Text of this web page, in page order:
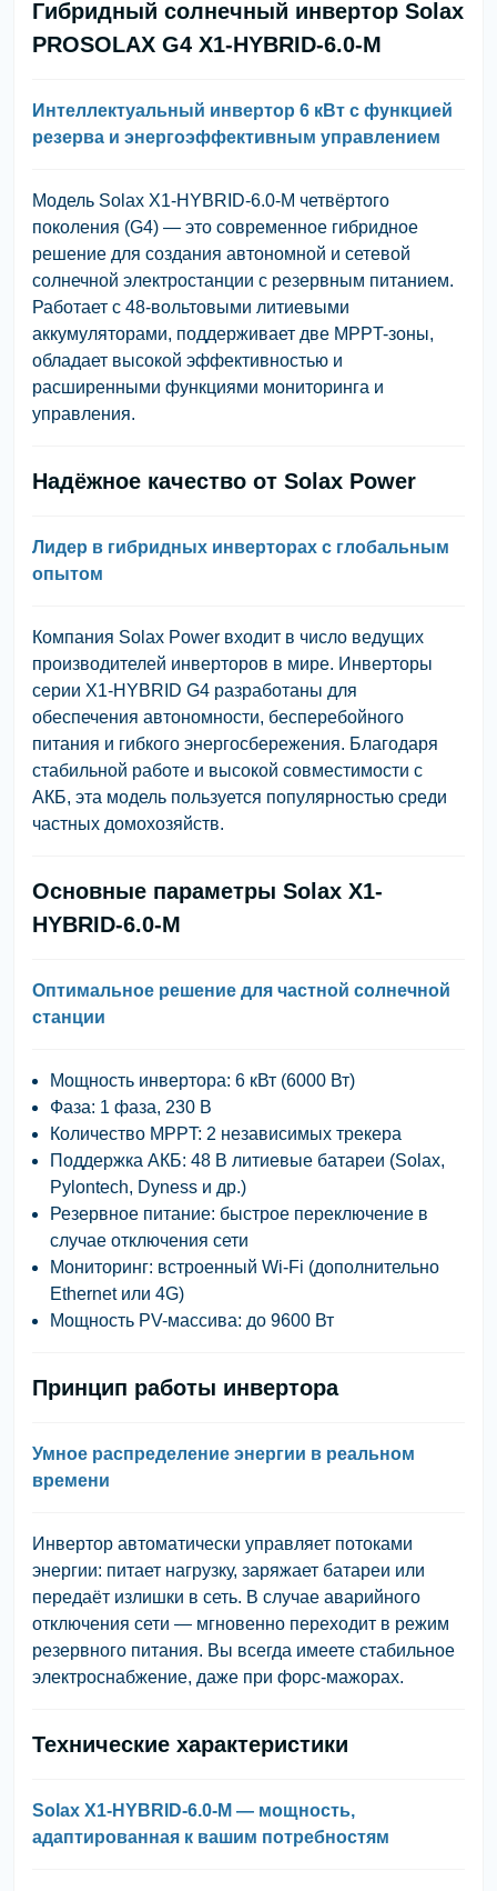
Гибридный солнечный инвертор Solax
PROSOLAX G4 X1-HYBRID-6.0-M
Интеллектуальный инвертор 6 кВт с функцией
резерва и энергоэффективным управлением
Модель Solax X1-HYBRID-6.0-M четвёртого
поколения (G4) — это современное гибридное
решение для создания автономной и сетевой
солнечной электростанции с резервным питанием.
Работает с 48-вольтовыми литиевыми
аккумуляторами, поддерживает две MPPT-зоны,
обладает высокой эффективностью и
расширенными функциями мониторинга и
управления.
Надёжное качество от Solax Power
Лидер в гибридных инверторах с глобальным
опытом
Компания Solax Power входит в число ведущих
производителей инверторов в мире. Инверторы
серии X1-HYBRID G4 разработаны для
обеспечения автономности, бесперебойного
питания и гибкого энергосбережения. Благодаря
стабильной работе и высокой совместимости с
АКБ, эта модель пользуется популярностью среди
частных домохозяйств.
Основные параметры Solax X1-
HYBRID-6.0-M
Оптимальное решение для частной солнечной
станции
Мощность инвертора: 6 кВт (6000 Вт)
Фаза: 1 фаза, 230 В
Количество MPPT: 2 независимых трекера
Поддержка АКБ: 48 В литиевые батареи (Solax,
Pylontech, Dyness и др.)
Резервное питание: быстрое переключение в
случае отключения сети
Мониторинг: встроенный Wi-Fi (дополнительно
Ethernet или 4G)
Мощность PV-массива: до 9600 Вт
Принцип работы инвертора
Умное распределение энергии в реальном
времени
Инвертор автоматически управляет потоками
энергии: питает нагрузку, заряжает батареи или
передаёт излишки в сеть. В случае аварийного
отключения сети — мгновенно переходит в режим
резервного питания. Вы всегда имеете стабильное
электроснабжение, даже при форс-мажорах.
Технические характеристики
Solax X1-HYBRID-6.0-M — мощность,
адаптированная к вашим потребностям